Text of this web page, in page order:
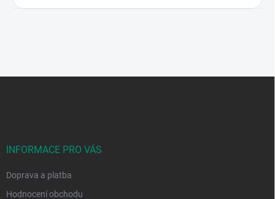
INFORMACE PRO VÁS
Doprava a platba
Hodnocení obchodu